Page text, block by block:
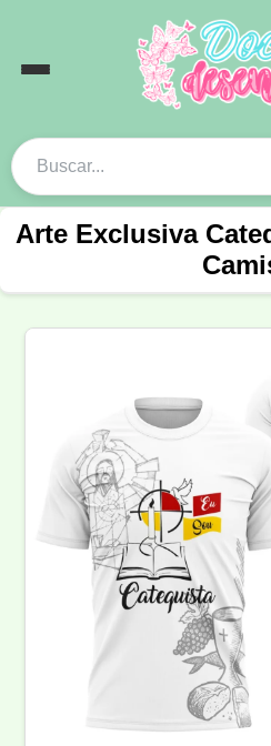
Arte Exclusiva